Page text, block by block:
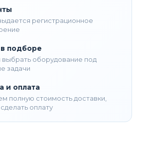
регистрационное
подборе
оборудование под
задачи
и оплата
полную стоимость доставки,
оплату